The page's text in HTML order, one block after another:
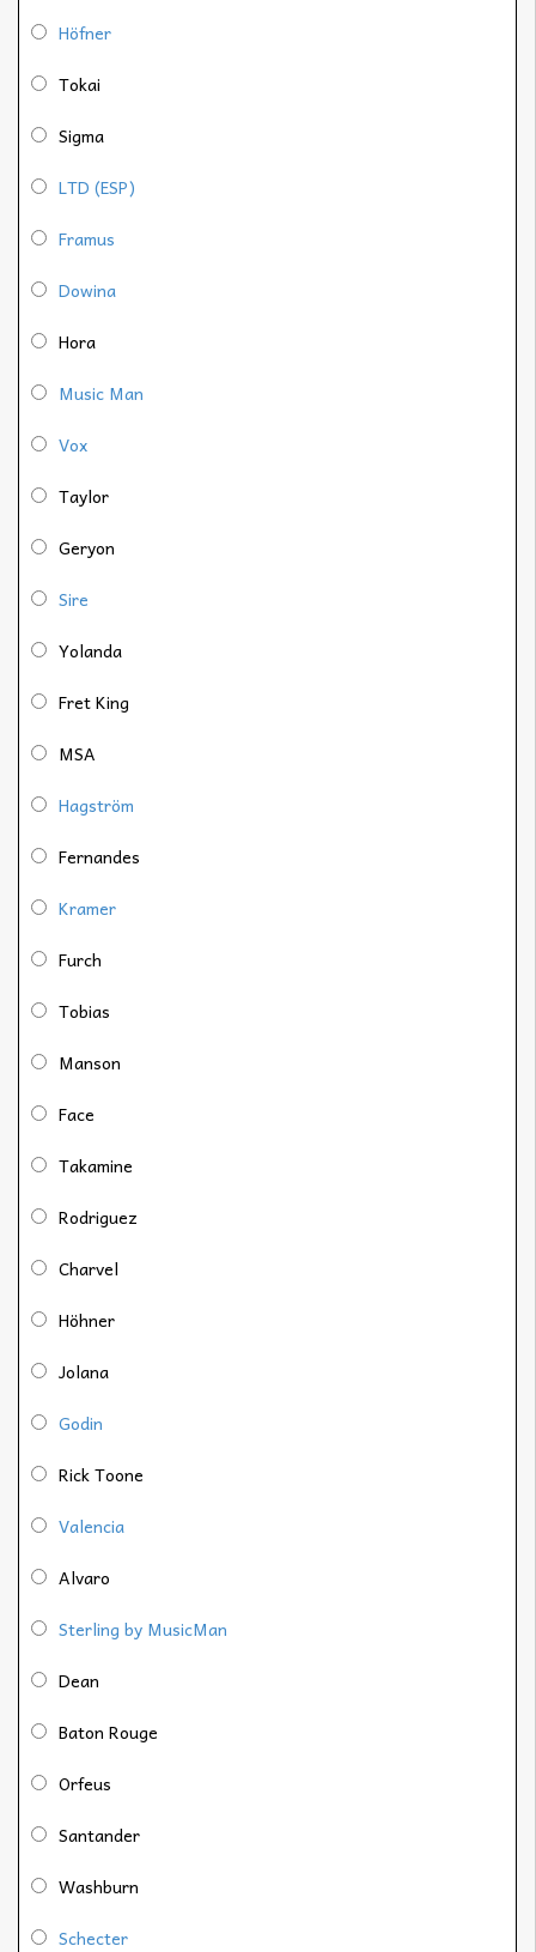
Höfner
Tokai
Sigma
LTD (ESP)
Framus
Dowina
Hora
Music Man
Vox
Taylor
Geryon
Sire
Yolanda
Fret King
MSA
Hagström
Fernandes
Kramer
Furch
Tobias
Manson
Face
Takamine
Rodriguez
Charvel
Höhner
Jolana
Godin
Rick Toone
Valencia
Alvaro
Sterling by MusicMan
Dean
Baton Rouge
Orfeus
Santander
Washburn
Schecter